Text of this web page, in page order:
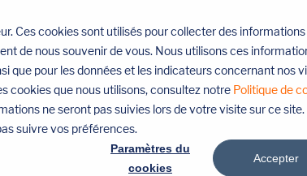
Ces cookies sont utilisés pour collecter des
de nous souvenir de vous. Nous utilisons ces
que pour les données et les indicateurs concernant nos
cookies que nous utilisons, consultez notre Politique de
ne seront pas suivies lors de votre visite sur ce
suivre vos préférences.
Paramètres du
cookies
Accepter